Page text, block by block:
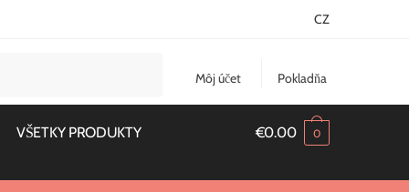
CZ
Môj účet Pokladňa
VŠETKY PRODUKTY €0.00 0